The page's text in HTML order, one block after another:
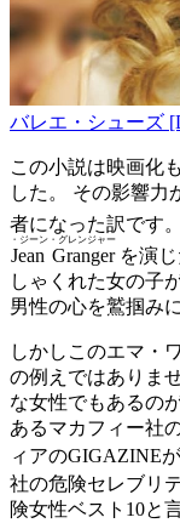
バレエ・シューズ
この小説は映画化
した。 その影響力
者になった訳です
Jean Granger
・ジーン・グレンジャー
を演じ
しゃくれた女の子
男性の心を鷲掴み
しかしこのエマ・
の例えではありま
な女性でもあるの
あるマカフィー社
ィアのGIGAZINE
社の危険セレブリ
険女性ベスト10と